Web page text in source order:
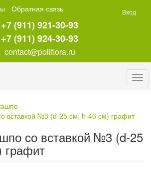
Обратная связь
+7 (911) 921-30-93
+7 (911) 924-30-93
contact@poliflora.ru
Вход
вставкой №3 (d-25 см, h-46 см) графит
со вставкой №3 (d-25
графит